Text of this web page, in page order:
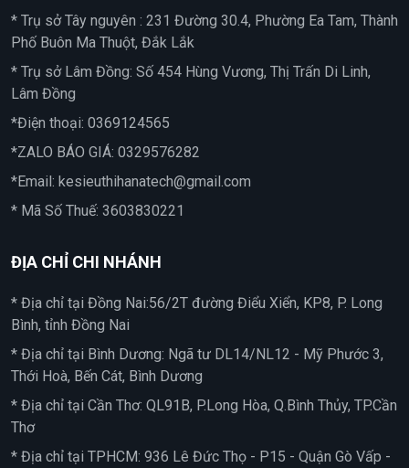
* Trụ sở Tây nguyên : 231 Đường 30.4, Phường Ea Tam, Thành
Phố Buôn Ma Thuột, Đắk Lắk
* Trụ sở Lâm Đồng: Số 454 Hùng Vương, Thị Trấn Di Linh,
Lâm Đồng
*Điện thoại: 0369124565
*ZALO BÁO GIÁ: 0329576282
*Email: kesieuthihanatech@gmail.com
* Mã Số Thuế: 3603830221
ĐỊA CHỈ CHI NHÁNH
* Địa chỉ tại Đồng Nai:56/2T đường Điểu Xiển, KP8, P. Long
Bình, tỉnh Đồng Nai
* Địa chỉ tại Bình Dương: Ngã tư DL14/NL12 - Mỹ Phước 3,
Thới Hoà, Bến Cát, Bình Dương
* Địa chỉ tại Cần Thơ: QL91B, P.Long Hòa, Q.Bình Thủy, TP.Cần
Thơ
* Địa chỉ tại TPHCM: 936 Lê Đức Thọ - P15 - Quận Gò Vấp -